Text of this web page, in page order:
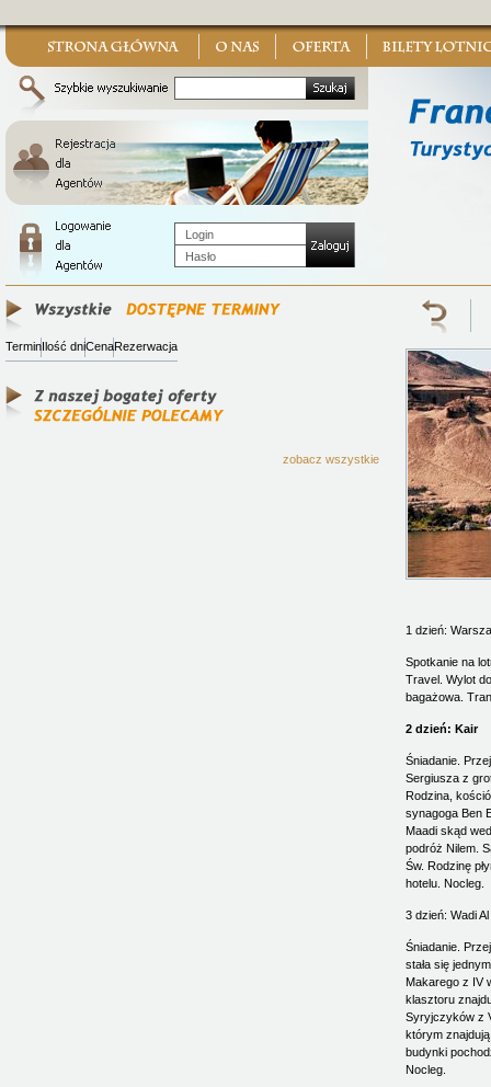
TerminIlość dniCenaRezerwacja
zobacz wszystkie
1 dzień:
Spotkanie na
Travel. Wylot
bagażowa.
2 dzień: Kair
Śniadanie.
Sergiusza z
Rodzina,
synagoga Ben
Maadi skąd
podróż Nilem.
Św. Rodzinę
hotelu. Nocleg.
3 dzień: Wadi
Śniadanie.
stała się
Makarego z IV
klasztoru
Syryjczyków z
którym
budynki
Nocleg.